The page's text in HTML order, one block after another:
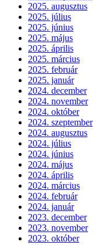
2025. augusztus
2025. július
2025. június
2025. május
2025. április
2025. március
2025. február
2025. január
2024. december
2024. november
2024. október
2024. szeptember
2024. augusztus
2024. július
2024. június
2024. május
2024. április
2024. március
2024. február
2024. január
2023. december
2023. november
2023. október